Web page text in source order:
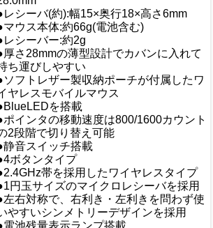
レシーバ(約):幅15×奥行18×高さ6mm
マウス本体:約66g(電池含む)
レシーバー:約2g
厚さ28mmの薄型設計でカバンに入れて
ち運びしやすい
ソフトレザー製収納ポーチが付属したワ
ヤレスモバイルマウス
を搭載
ポインタの移動速度は800/1600カウント
2段階で切り替え可能
静音スイッチ搭載
ボタンタイプ
帯を採用したワイヤレスタイプ
円玉サイズのマイクロレシーバを採用
左右対称で、右利き・左利きを問わず使
やすいシンメトリーデザインを採用
電池残量表示ランプ搭載